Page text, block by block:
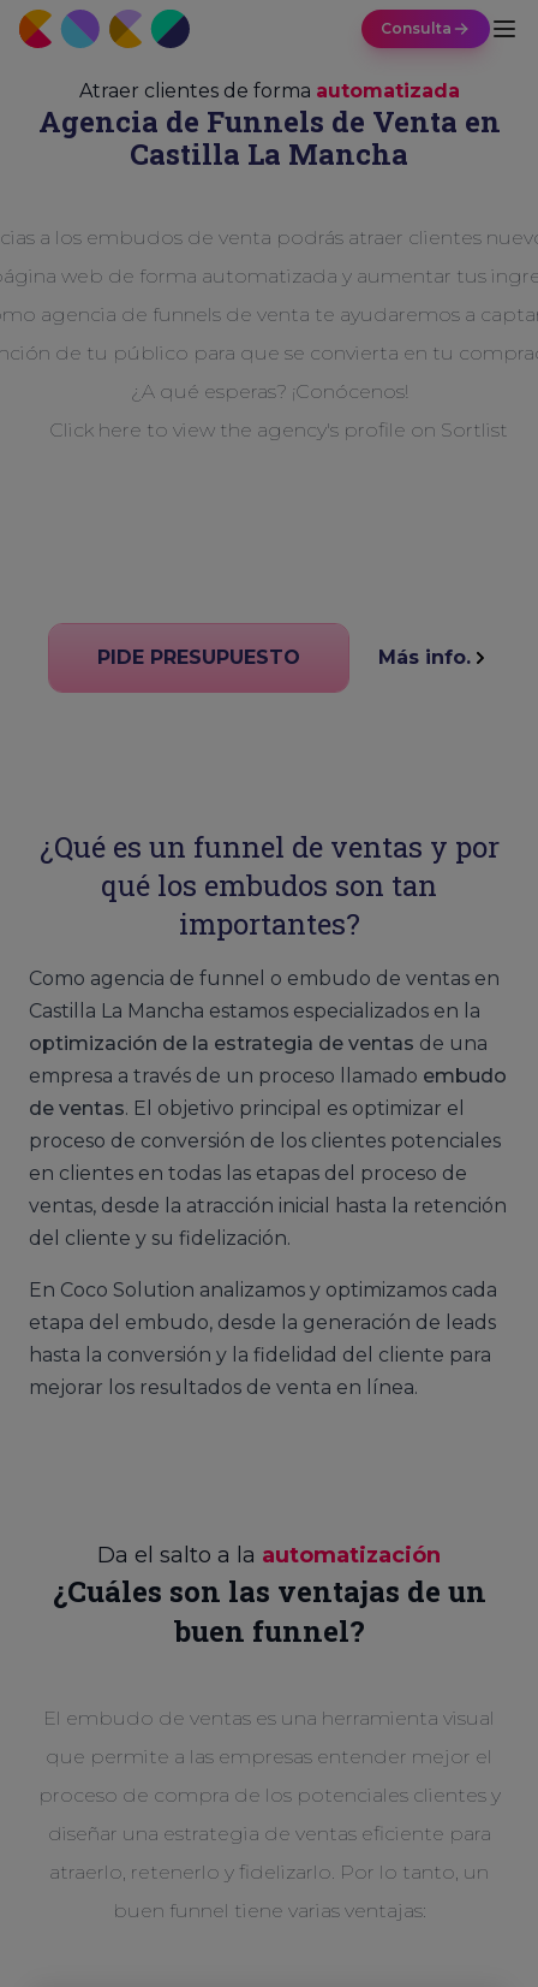
Consulta
Atraer clientes de forma automatizada
Agencia de Funnels de Venta en
Castilla La Mancha
a los embudos de venta podrás atraer clientes
web de forma automatizada y aumentar tus
agencia de funnels de venta te ayudaremos a
de tu público para que se convierta en tu
¿A qué esperas? ¡Conócenos!
PIDE PRESUPUESTO Más info.
¿Qué es un funnel de ventas y por
qué los embudos son tan
importantes?
Como agencia de funnel o embudo de ventas en
Castilla La Mancha estamos especializados en la
optimización de la estrategia de ventas de una
empresa a través de un proceso llamado embudo
de ventas. El objetivo principal es optimizar el
proceso de conversión de los clientes potenciales
en clientes en todas las etapas del proceso de
ventas, desde la atracción inicial hasta la retención
del cliente y su fidelización.
En Coco Solution analizamos y optimizamos cada
etapa del embudo, desde la generación de leads
hasta la conversión y la fidelidad del cliente para
mejorar los resultados de venta en línea.
Da el salto a la automatización
¿Cuáles son las ventajas de un
buen funnel?
El embudo de ventas es una herramienta visual
que permite a las empresas entender mejor el
proceso de compra de los potenciales clientes y
diseñar una estrategia de ventas eficiente para
atraerlo, retenerlo y fidelizarlo. Por lo tanto, un
buen funnel tiene varias ventajas: